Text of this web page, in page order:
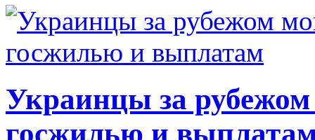
Украинцы за рубежом